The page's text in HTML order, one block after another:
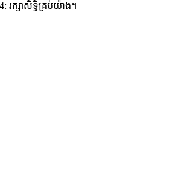
រក្សាសិទ្ធិគ្រប់យ៉ាង។